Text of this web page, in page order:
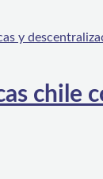
chile